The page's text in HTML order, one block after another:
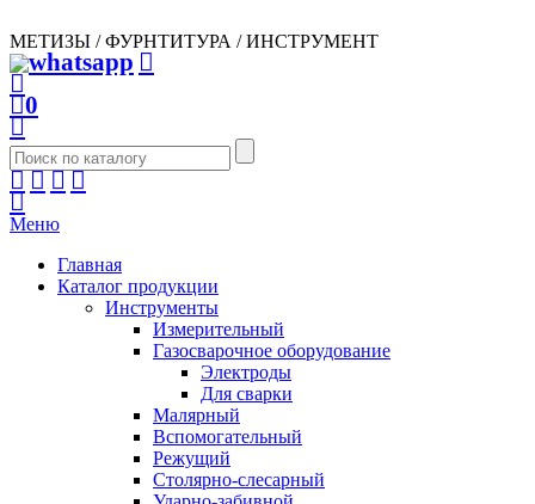
МЕТИЗЫ / ФУРНТИТУРА / ИНСТРУМЕНТ
0
Меню
Главная
Каталог продукции
Инструменты
Измерительный
Газосварочное оборудование
Электроды
Для сварки
Малярный
Вспомогательный
Режущий
Столярно-слесарный